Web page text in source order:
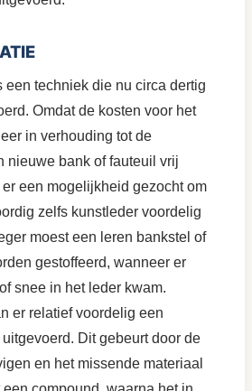
een techniek die nu circa dertig
Omdat de kosten voor het
in verhouding tot de
nieuwe bank of fauteuil vrij
een mogelijkheid gezocht om
zelfs kunstleder voordelig
moest een leren bankstel of
gestoffeerd, wanneer er
snee in het leder kwam.
er relatief voordelig een
Dit gebeurt door de
en het missende materiaal